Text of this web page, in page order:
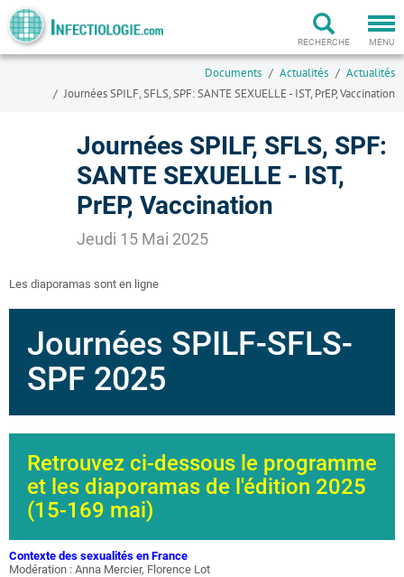
MENU
RECHERCHE
Documents Actualités
Actualités
Journées SPILF, SFLS, SPF: SANTE SEXUELLE - IST, PrEP, Vaccination
Journées SPILF, SFLS, SPF:
SANTE SEXUELLE - IST,
PrEP, Vaccination
Jeudi 15 Mai 2025
Les diaporamas sont en ligne
Journées SPILF-SFLS-
SPF 2025
Retrouvez ci-dessous le programme
et les diaporamas de l'édition 2025
(15-169 mai)
Contexte des sexualités en France
Modération : Anna Mercier, Florence Lot